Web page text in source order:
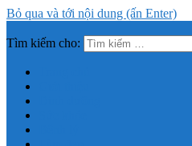
Bỏ qua và tới nội dung (ấn Enter)
Trang thông tin tổng hợp về sức
Tìm kiếm cho: